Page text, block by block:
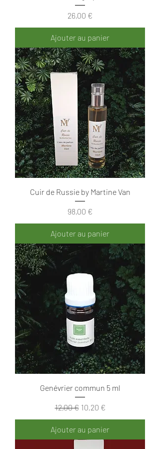
Prix
26,00 €
Ajouter au panier
Cuir de Russie by Martine Van
Prix
98,00 €
Ajouter au panier
Genévrier commun 5 ml
Prix original
12,00 € Prix promotionnel
10,20 €
Ajouter au panier